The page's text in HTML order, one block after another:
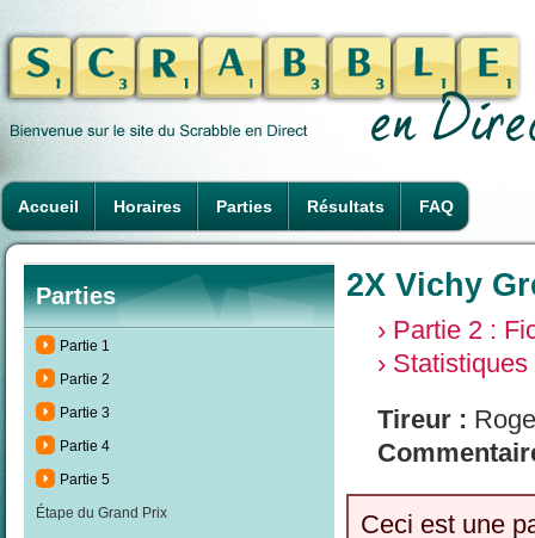
Accueil Horaires Parties Résultats FAQ
Parties
Partie 1
Partie 2
Partie 3
Partie 4
Partie 5
Étape du Grand Prix
2X Vichy
› Partie 2 :
› Statistiques
Tireur :
Ceci est une